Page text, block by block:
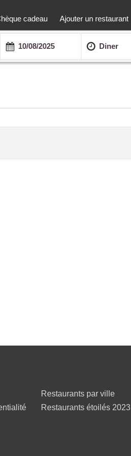
cadeau Ajouter un restaurant
Diner
Restaurants par ville
Restaurants étoilés 2023